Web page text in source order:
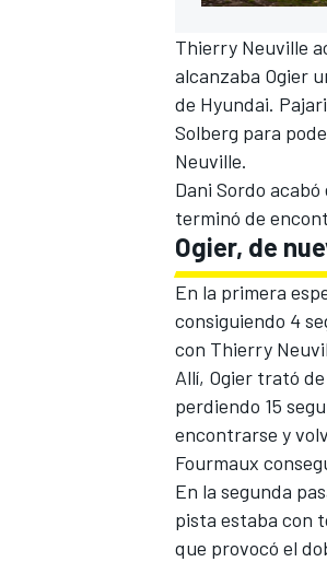
Thierry Neuville
alcanzaba Ogier
de Hyundai.
Solberg para
Neuville.
Dani Sordo acabó
terminó de
Ogier, de
En la primera
consiguiendo 4
con Thierry
Allí, Ogier trató
perdiendo 15
encontrarse y
Fourmaux
En la segunda
pista estaba con
que provocó el